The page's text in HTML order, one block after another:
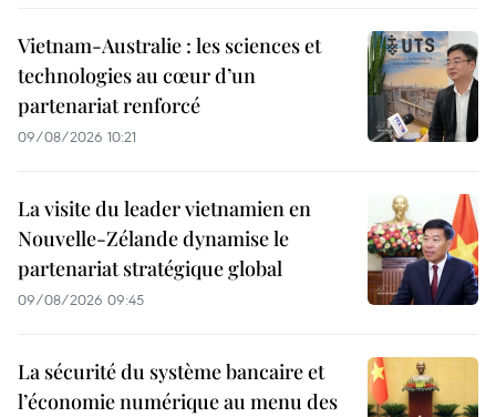
Vietnam-Australie : les sciences et
technologies au cœur d’un
partenariat renforcé
09/08/2026 10:21
La visite du leader vietnamien en
Nouvelle-Zélande dynamise le
partenariat stratégique global
09/08/2026 09:45
La sécurité du système bancaire et
l’économie numérique au menu des